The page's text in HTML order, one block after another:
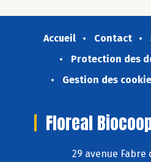
Accueil Contact
Protection des
Gestion des
Floreal
29 avenue Fabre